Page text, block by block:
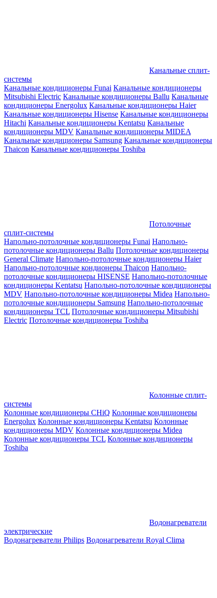
Канальные сплит-
системы
Канальные кондиционеры Funai Канальные кондиционеры
Mitsubishi Electric Канальные кондиционеры Ballu Канальные
кондиционеры Energolux Канальные кондиционеры Haier
Канальные кондиционеры Hisense Канальные кондиционеры
Hitachi Канальные кондиционеры Kentatsu Канальные
кондиционеры MDV Канальные кондиционеры MIDEA
Канальные кондиционеры Samsung Канальные кондиционеры
Thaicon Канальные кондиционеры Toshiba
Потолочные
сплит-системы
Напольно-потолочные кондиционеры Funai Напольно-
потолочные кондиционеры Ballu Потолочные кондиционеры
General Climate Напольно-потолочные кондиционеры Haier
Напольно-потолочные кондионеры Thaicon Напольно-
потолочные кондиционеры HISENSE Напольно-потолочные
кондиционеры Kentatsu Напольно-потолочные кондиционеры
MDV Напольно-потолочные кондиционеры Midea Напольно-
потолочные кондиционеры Samsung Напольно-потолочные
кондиционеры TCL Потолочные кондиционеры Mitsubishi
Electric Потолочные кондиционеры Toshiba
Колонные сплит-
системы
Колонные кондиционеры CHiQ Колонные кондиционеры
Energolux Колонные кондиционеры Kentatsu Колонные
кондиционеры MDV Колонные кондиционеры Midea
Колонные кондиционеры TCL Колонные кондиционеры
Toshiba
Водонагреватели
электрические
Водонагреватели Philips Водонагреватели Royal Clima